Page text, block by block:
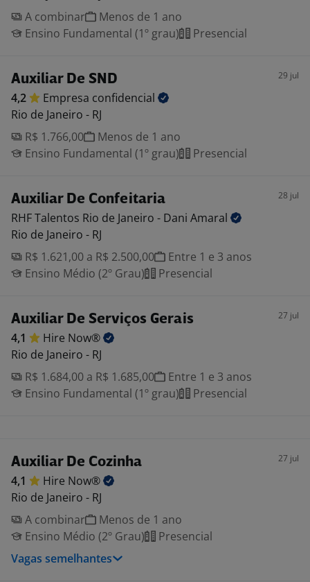
A combinar
Menos de 1 ano
Ensino Fundamental (1º grau)
Presencial
Auxiliar De SND 29 jul
4,2 Empresa confidencial
Rio de Janeiro - RJ
R$ 1.766,00
Menos de 1 ano
Ensino Fundamental (1º grau)
Presencial
Auxiliar De Confeitaria 28 jul
RHF Talentos Rio de Janeiro - Dani Amaral
Rio de Janeiro - RJ
R$ 1.621,00 a R$ 2.500,00
Entre 1 e 3 anos
Ensino Médio (2º Grau)
Presencial
Auxiliar De Serviços Gerais 27 jul
4,1 Hire Now®
Rio de Janeiro - RJ
R$ 1.684,00 a R$ 1.685,00
Entre 1 e 3 anos
Ensino Fundamental (1º grau)
Presencial
Auxiliar De Cozinha 27 jul
4,1 Hire Now®
Rio de Janeiro - RJ
A combinar
Menos de 1 ano
Ensino Médio (2º Grau)
Presencial
Vagas semelhantes